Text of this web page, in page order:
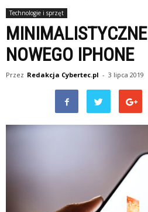
Technologie i sprzęt
NOWEGO IPHONE
Przez Redakcja Cybertec.pl - 3 lipca 2019